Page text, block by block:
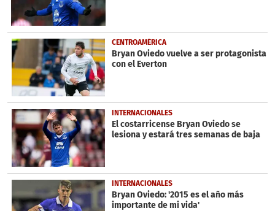
CENTROAMÉRICA
Bryan Oviedo vuelve a ser protagonista
con el Everton
INTERNACIONALES
El costarricense Bryan Oviedo se
lesiona y estará tres semanas de baja
INTERNACIONALES
Bryan Oviedo: '2015 es el año más
importante de mi vida'